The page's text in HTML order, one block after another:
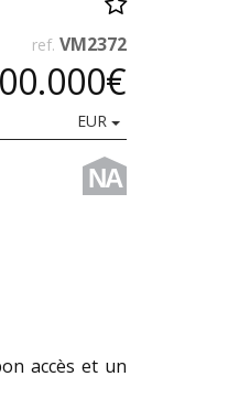
ref. VM2372
EUR
NA
accès et un